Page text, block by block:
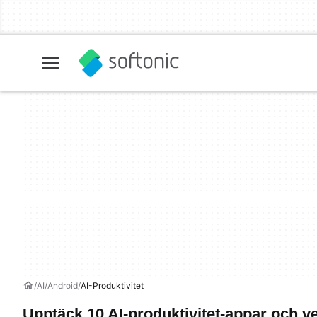
AI Android AI-Produktivitet